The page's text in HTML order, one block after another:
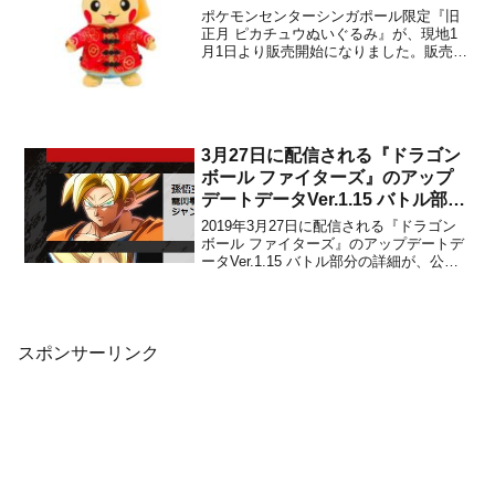
「ラッキーバッグ2020」に関す
るニュースも
ポケモンセンターシンガポール限定『旧
正月 ピカチュウぬいぐるみ』が、現地1
月1日より販売開始になりました。販売価
3月27日に配信される『ドラゴン
ボール ファイターズ』のアップ
デートデータVer.1.15 バトル部分
の詳細が公開！
2019年3月27日に配信される『ドラゴン
ボール ファイターズ』のアップデートデ
ータVer.1.15 バトル部分の詳細が、公式
スポンサーリンク